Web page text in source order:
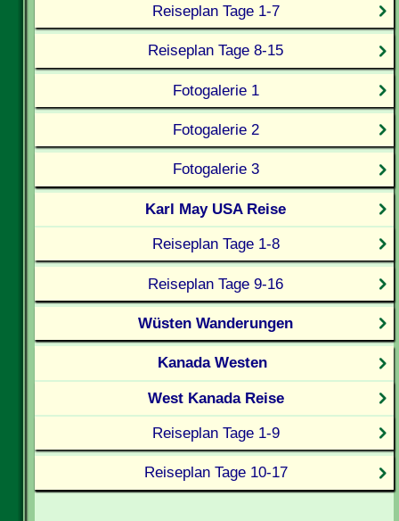
Reiseplan Tage 1-7
Reiseplan Tage 8-15
Fotogalerie 1
Fotogalerie 2
Fotogalerie 3
Karl May USA Reise
Reiseplan Tage 1-8
Reiseplan Tage 9-16
Wüsten Wanderungen
Kanada Westen
West Kanada Reise
Reiseplan Tage 1-9
Reiseplan Tage 10-17